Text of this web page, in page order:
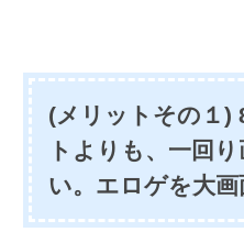
(メリットその１)
トよりも、一回
い。エロゲを大画